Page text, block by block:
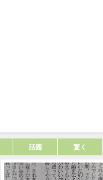
話題 驚く
考える